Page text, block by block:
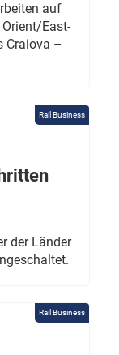
auf
East-
Craiova –
Rail Business
der Länder
Rail Business